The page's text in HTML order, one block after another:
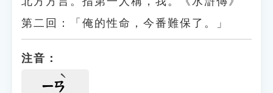
第二回：「俺的性命，今番難保了。」
注音：
ㄧㄢ